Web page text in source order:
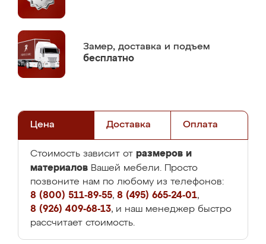
Замер, доставка и подъем
бесплатно
Цена Доставка Оплата
Стоимость зависит от размеров и
материалов Вашей мебели. Просто
позвоните нам по любому из телефонов:
8 (800) 511-89-55, 8 (495) 665-24-01,
8 (926) 409-68-13, и наш менеджер быстро
рассчитает стоимость.